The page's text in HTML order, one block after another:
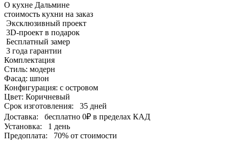
О кухне Дальмине
стоимость кухни на заказ
Эксклюзивный проект
3D-проект в подарок
Бесплатный замер
3 года гарантии
Комплектация
Стиль: модерн
Фасад: шпон
Конфигурация: с островом
Цвет: Коричневый
Срок изготовления:
35 дней
Доставка:
бесплатно 0₽ в пределах КАД
Установка:
1 день
Предоплата:
70% от стоимости